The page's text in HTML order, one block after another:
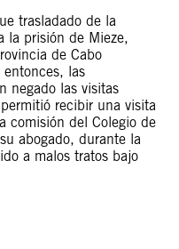
trasladado de la
la prisión de Mieze,
de Cabo
las
negado las visitas
recibir una visita
comisión del Colegio de
abogado, durante la
a malos tratos bajo